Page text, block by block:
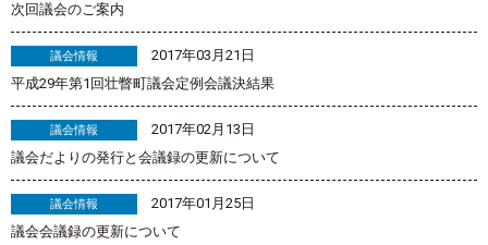
次回議会のご案内
議会情報
2017年03月21日
平成29年第1回壮瞥町議会定例会議決結果
議会情報
2017年02月13日
議会だよりの発行と会議録の更新について
議会情報
2017年01月25日
議会会議録の更新について